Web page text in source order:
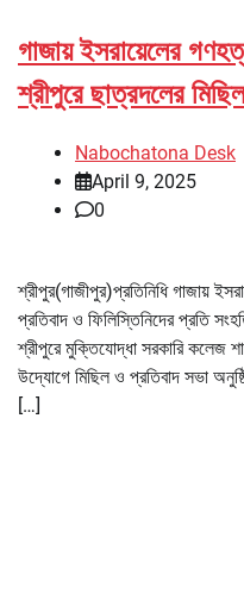
গাজায় ইসরায়েলের
শ্রীপুরে ছাত্রদলের মিছিল
Nabochatona Desk
April 9, 2025
0
শ্রীপুর(গাজীপুর)প্রতিনিধি গাজায়
প্রতিবাদ ও ফিলিস্তিনিদের প্রতি
শ্রীপুরে মুক্তিযোদ্ধা সরকারি কলেজ
উদ্যোগে মিছিল ও প্রতিবাদ সভা
[…]